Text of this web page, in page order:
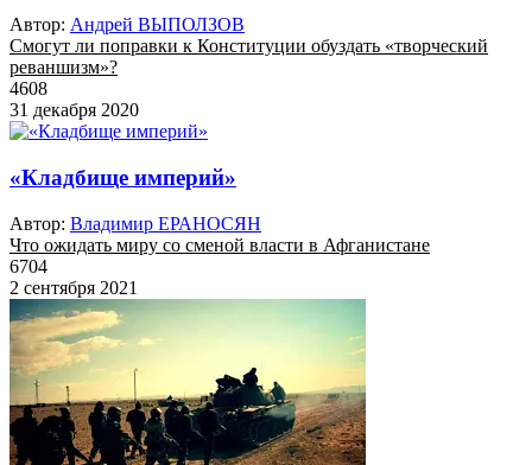
Автор: Андрей ВЫПОЛЗОВ
Смогут ли поправки к Конституции обуздать «творческий
реваншизм»?
4608
31 декабря 2020
«Кладбище империй»
Автор: Владимир ЕРАНОСЯН
Что ожидать миру со сменой власти в Афганистане
6704
2 сентября 2021